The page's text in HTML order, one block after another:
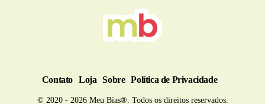
Contato Loja Sobre Política de Privacidade
© 2020 - 2026 Meu Bias®. Todos os direitos reservados.